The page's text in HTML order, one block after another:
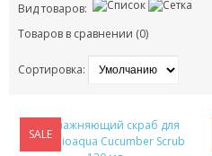
МАСКИ ОТ ЧЕРНЫХ ТОЧЕК
ТКАНЕВЫЕ МАСКИ
Вид товаров:
Товаров в сравнении (0)
Сортировка:
SALE